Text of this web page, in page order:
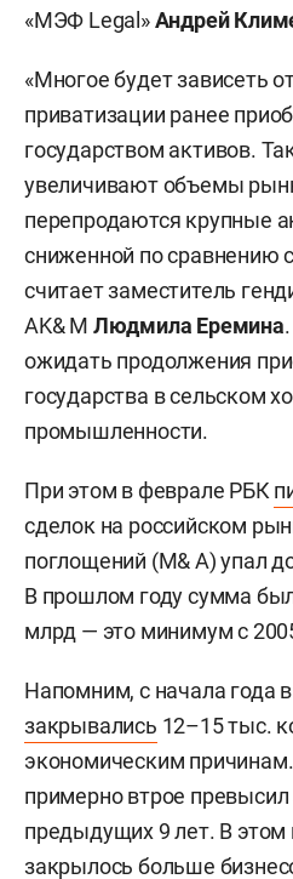
«МЭФ Legal»Андрей
«Многое будет зависеть
приватизации ранее
государством активов.
увеличивают объемы
перепродаются крупные
сниженной по сравнению
считает заместитель
AK& M Людмила Еремина
ожидать продолжения
государства в сельском
промышленности.
При этом в феврале РБК
сделок на российском
поглощений (M& A) упал
В прошлом году сумма
млрд — это минимум с
Напомним, с начала года
закрывались 12–15 тыс.
экономическим
примерно втрое превысил
предыдущих 9 лет. В этом
закрылось больше